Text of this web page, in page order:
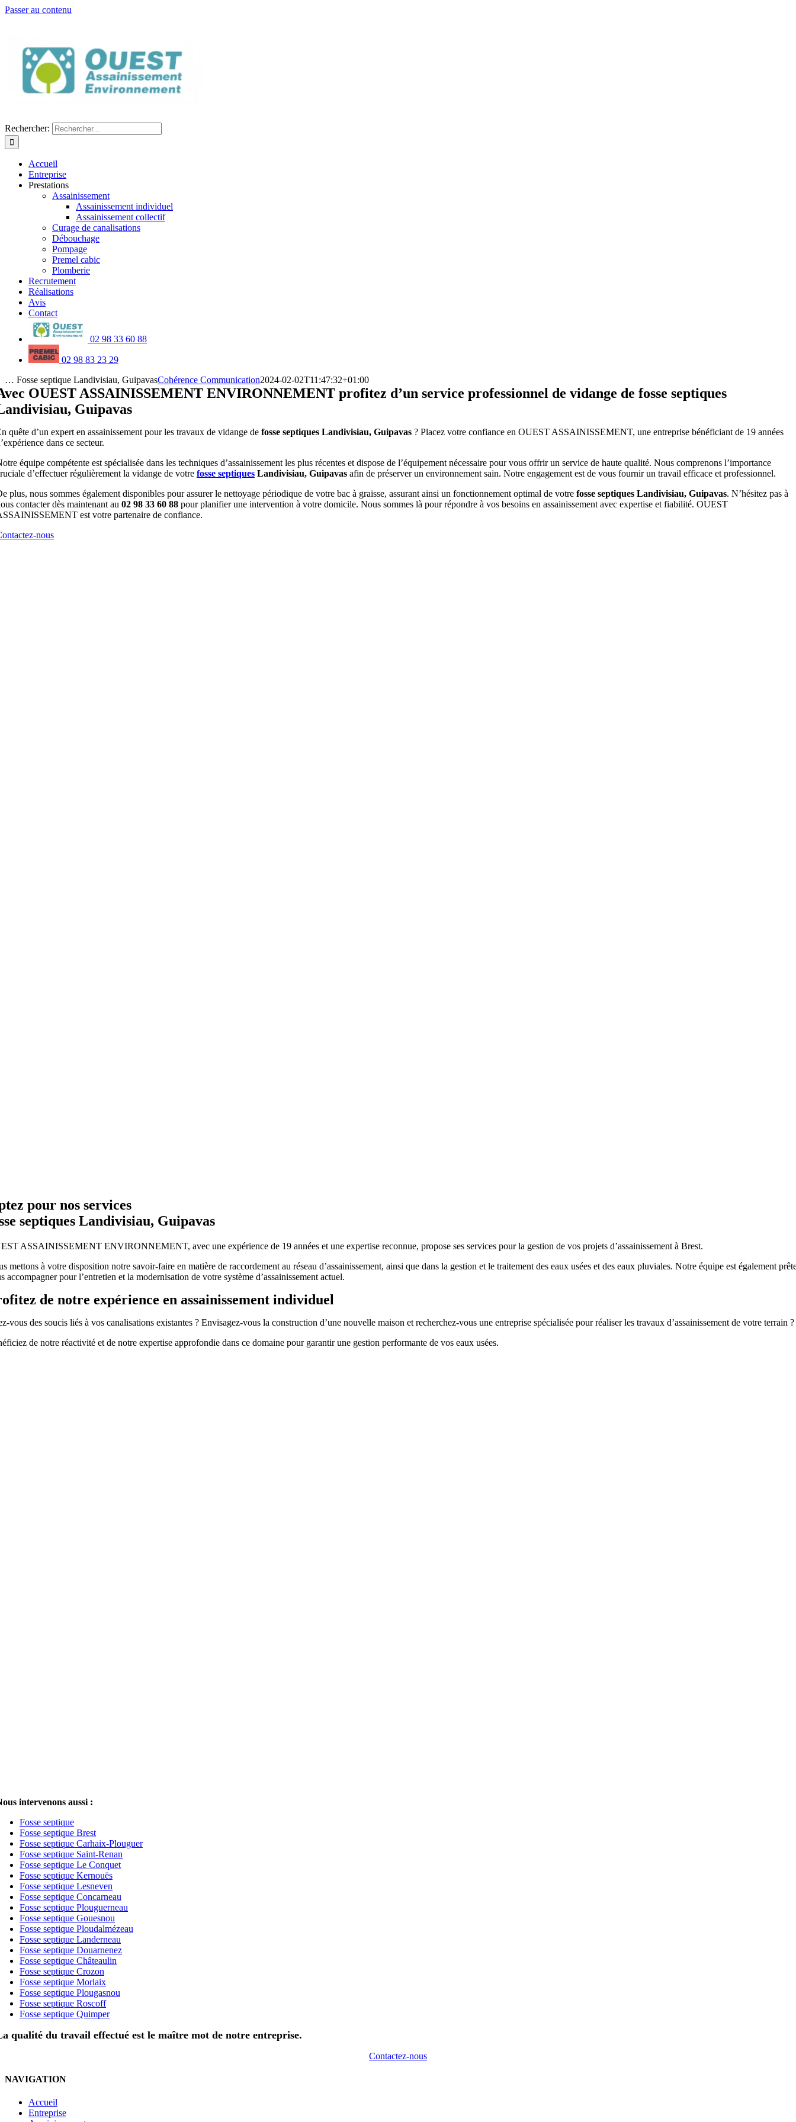
Passer au contenu
Rechercher:
Accueil
Entreprise
Prestations
Assainissement
Assainissement individuel
Assainissement collectif
Curage de canalisations
Débouchage
Pompage
Premel cabic
Plomberie
Recrutement
Réalisations
Avis
Contact
02 98 33 60 88
02 98 83 23 29
… Fosse septique Landivisiau, GuipavasCohérence Communication2024-02-02T11:47:32+01:00
OUEST ASSAINISSEMENT ENVIRONNEMENT profitez d’un service professionnel de vidange de fosse septiques
Guipavas
quête d’un expert en assainissement pour les travaux de vidange de fosse septiques Landivisiau, Guipavas ? Placez votre confiance en OUEST ASSAINISSEMENT, une entreprise bénéficiant de 19 années
dans ce secteur.
équipe compétente est spécialisée dans les techniques d’assainissement les plus récentes et dispose de l’équipement nécessaire pour vous offrir un service de haute qualité. Nous comprenons l’importance
d’effectuer régulièrement la vidange de votre fosse septiques Landivisiau, Guipavas afin de préserver un environnement sain. Notre engagement est de vous fournir un travail efficace et professionnel.
plus, nous sommes également disponibles pour assurer le nettoyage périodique de votre bac à graisse, assurant ainsi un fonctionnement optimal de votre fosse septiques Landivisiau, Guipavas. N’hésitez pas à
contacter dès maintenant au 02 98 33 60 88 pour planifier une intervention à votre domicile. Nous sommes là pour répondre à vos besoins en assainissement avec expertise et fiabilité. OUEST
est votre partenaire de confiance.
nous
pour nos services
septiques Landivisiau, Guipavas
ASSAINISSEMENT ENVIRONNEMENT, avec une expérience de 19 années et une expertise reconnue, propose ses services pour la gestion de vos projets d’assainissement à Brest.
mettons à votre disposition notre savoir-faire en matière de raccordement au réseau d’assainissement, ainsi que dans la gestion et le traitement des eaux usées et des eaux pluviales. Notre équipe est également
accompagner pour l’entretien et la modernisation de votre système d’assainissement actuel.
de notre expérience en assainissement individuel
vous des soucis liés à vos canalisations existantes ? Envisagez-vous la construction d’une nouvelle maison et recherchez-vous une entreprise spécialisée pour réaliser les travaux d’assainissement de votre terrain ?
de notre réactivité et de notre expertise approfondie dans ce domaine pour garantir une gestion performante de vos eaux usées.
intervenons aussi :
Fosse septique
Fosse septique Brest
Fosse septique Carhaix-Plouguer
Fosse septique Saint-Renan
Fosse septique Le Conquet
Fosse septique Kernouës
Fosse septique Lesneven
Fosse septique Concarneau
Fosse septique Plouguerneau
Fosse septique Gouesnou
Fosse septique Ploudalmézeau
Fosse septique Landerneau
Fosse septique Douarnenez
Fosse septique Châteaulin
Fosse septique Crozon
Fosse septique Morlaix
Fosse septique Plougasnou
Fosse septique Roscoff
Fosse septique Quimper
qualité du travail effectué est le maître mot de notre entreprise.
Contactez-nous
NAVIGATION
Accueil
Entreprise